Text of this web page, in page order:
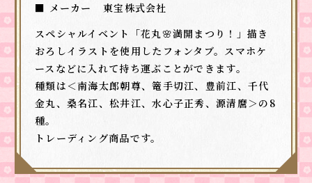
■ メーカー
東宝株式会社
スペシャルイベント「花丸🌸満開まつり！」描き
おろしイラストを使用したフォンタブ。スマホケ
ースなどに入れて持ち運ぶことができます。
種類は＜南海太郎朝尊、篭手切江、豊前江、千代
金丸、桑名江、松井江、水心子正秀、源清麿＞の8
種。
トレーディング商品です。